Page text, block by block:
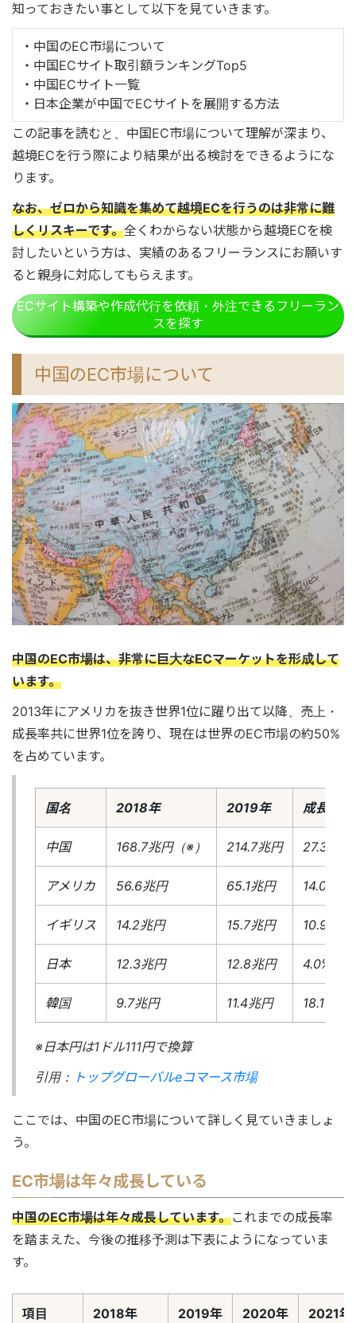
知っておきたい事として以下を見ていきます。
・中国のEC市場について
・中国ECサイト取引額ランキングTop5
・中国ECサイト一覧
・日本企業が中国でECサイトを展開する方法
この記事を読むと、中国EC市場について理解が深まり、
越境ECを行う際により結果が出る検討をできるようにな
ります。
なお、ゼロから知識を集めて越境ECを行うのは非常に難
しくリスキーです。全くわからない状態から越境ECを検
討したいという方は、実績のあるフリーランスにお願いす
ると親身に対応してもらえます。
ECサイト構築や作成代行を依頼・外注できるフリーラン
スを探す
中国のEC市場について
中国のEC市場は、非常に巨大なECマーケットを形成して
います。
2013年にアメリカを抜き世界1位に躍り出て以降、売上・
成長率共に世界1位を誇り、現在は世界のEC市場の約50%
を占めています。
国名 2018年 2019年 成長率
中国 168.7兆円（※） 214.7兆円 27.3%
アメリカ 56.6兆円 65.1兆円 14.0%
イギリス 14.2兆円 15.7兆円 10.9%
日本 12.3兆円 12.8兆円 4.0%
韓国 9.7兆円 11.4兆円 18.1%
※日本円は1ドル111円で換算
引用： トップグローバルeコマース市場
ここでは、中国のEC市場について詳しく見ていきましょ
う。
EC市場は年々成長している
中国のEC市場は年々成長しています。これまでの成長率
を踏まえた、今後の推移予測は下表にようになっていま
す。
項目 2018年 2019年 2020年 2021年